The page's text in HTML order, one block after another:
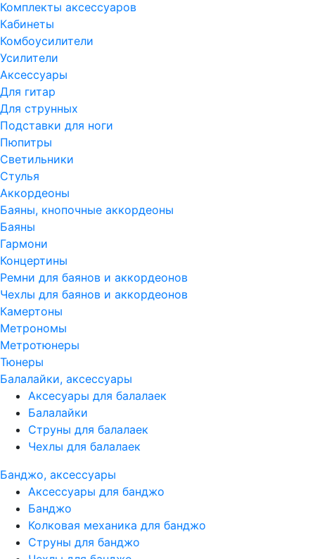
Комплекты аксессуаров
Кабинеты
Комбоусилители
Усилители
Аксессуары
Для гитар
Для струнных
Подставки для ноги
Пюпитры
Светильники
Стулья
Аккордеоны
Баяны, кнопочные аккордеоны
Баяны
Гармони
Концертины
Ремни для баянов и аккордеонов
Чехлы для баянов и аккордеонов
Камертоны
Метрономы
Метротюнеры
Тюнеры
Балалайки, аксессуары
Аксесуары для балалаек
Балалайки
Струны для балалаек
Чехлы для балалаек
Банджо, аксессуары
Аксессуары для банджо
Банджо
Колковая механика для банджо
Струны для банджо